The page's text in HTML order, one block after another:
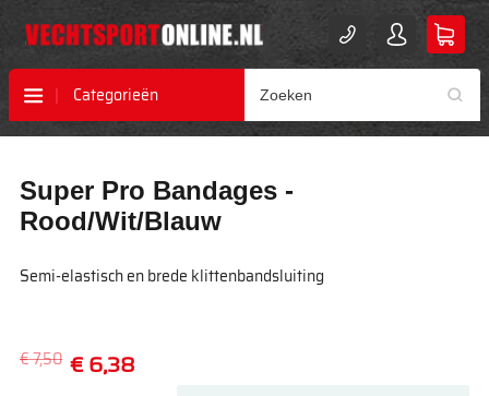
Categorieën
naar
het
einde
de
naar
het
begin
de
Super Pro Bandages -
Rood/Wit/Blauw
Semi-elastisch en brede klittenbandsluiting
€ 6,38
€ 7,50